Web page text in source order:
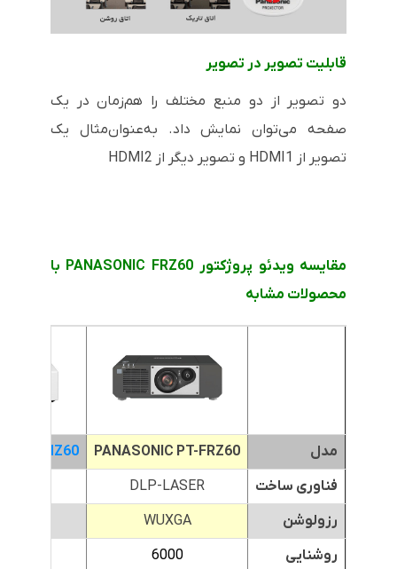
قابلیت تصویر در تصویر
دو تصویر از دو منبع مختلف را هم‌زمان در یک
صفحه می‌توان نمایش داد. به‌عنوان‌مثال یک
تصویر از HDMI1 و تصویر دیگر از HDMI2
مقایسه ویدئو پروژکتور PANASONIC FRZ60 با
محصولات مشابه
مدل PANASONIC PT-FRZ60
PT-VMZ60
فناوری ساخت
DLP-LASER
رزولوشن
WUXGA
روشنایی
6000